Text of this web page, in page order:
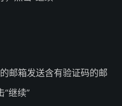
邮箱发送含有验证码的邮
继续”